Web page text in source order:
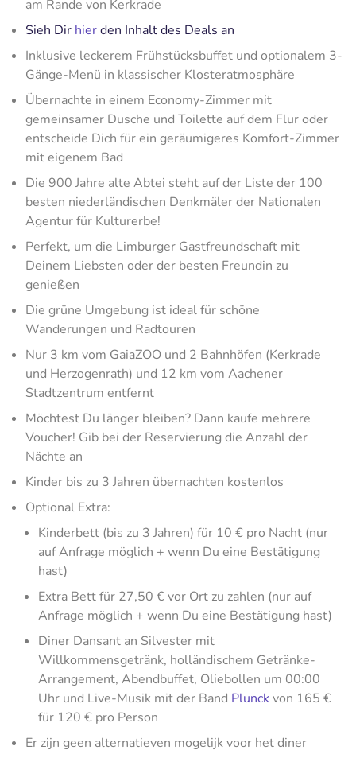
am Rande von Kerkrade
Sieh Dir hierden Inhalt des Deals an
Inklusive leckerem Frühstücksbuffet und optionalem 3-
Gänge-Menü in klassischer Klosteratmosphäre
Übernachte in einem Economy-Zimmer mit
gemeinsamer Dusche und Toilette auf dem Flur oder
entscheide Dich für ein geräumigeres Komfort-Zimmer
mit eigenem Bad
Die 900 Jahre alte Abtei steht auf der Liste der 100
besten niederländischen Denkmäler der Nationalen
Agentur für Kulturerbe!
Perfekt, um die Limburger Gastfreundschaft mit
Deinem Liebsten oder der besten Freundin zu
genießen
Die grüne Umgebung ist ideal für schöne
Wanderungen und Radtouren
Nur 3 km vom GaiaZOO und 2 Bahnhöfen (Kerkrade
und Herzogenrath) und 12 km vom Aachener
Stadtzentrum entfernt
Möchtest Du länger bleiben? Dann kaufe mehrere
Voucher! Gib bei der Reservierung die Anzahl der
Nächte an
Kinder bis zu 3 Jahren übernachten kostenlos
Optional Extra:
Kinderbett (bis zu 3 Jahren) für 10 € pro Nacht (nur
auf Anfrage möglich + wenn Du eine Bestätigung
hast)
Extra Bett für 27,50 € vor Ort zu zahlen (nur auf
Anfrage möglich + wenn Du eine Bestätigung hast)
Diner Dansant an Silvester mit
Willkommensgetränk, holländischem Getränke-
Arrangement, Abendbuffet, Oliebollen um 00:00
Uhr und Live-Musik mit der Band Plunckvon 165 €
für 120 € pro Person
Er zijn geen alternatieven mogelijk voor het diner